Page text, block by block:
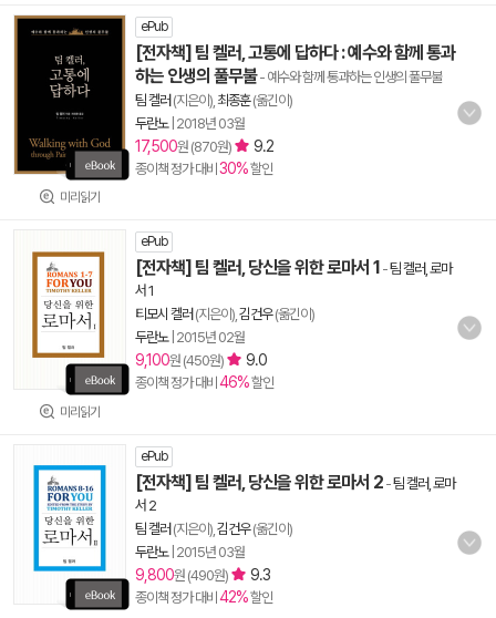
미리읽기
ePub
[전자책] 팀 켈러, 고통에 답하다 : 예수와 함께 통과
하는 인생의 풀무불- 예수와 함께 통과하는 인생의 풀무불
팀 켈러 (지은이), 최종훈(옮긴이)
두란노| 2018년 03월
17,500원 (870원) 9.2
종이책 정가 대비 30%할인
미리읽기
ePub
[전자책] 팀 켈러, 당신을 위한 로마서 1 -팀 켈러, 로마
서 1
티모시 켈러 (지은이), 김건우(옮긴이)
두란노| 2015년 02월
9,100원 (450원) 9.0
종이책 정가 대비 46%할인
ePub
[전자책] 팀 켈러, 당신을 위한 로마서 2 -팀 켈러, 로마
서 2
팀 켈러 (지은이), 김건우(옮긴이)
두란노| 2015년 03월
9,800원 (490원) 9.3
종이책 정가 대비 42%할인